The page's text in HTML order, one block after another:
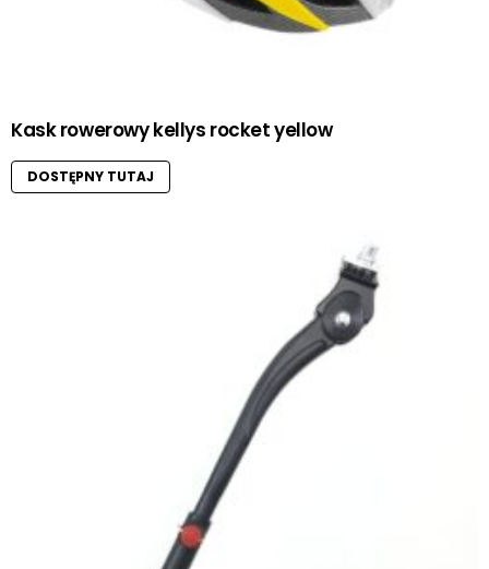
Kask rowerowy kellys rocket yellow
DOSTĘPNY TUTAJ